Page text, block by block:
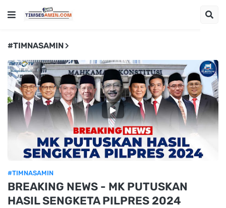
#TIMNASAMIN
#TIMNASAMIN
BREAKING NEWS - MK PUTUSKAN
HASIL SENGKETA PILPRES 2024